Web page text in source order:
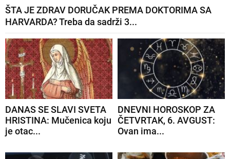
ŠTA JE ZDRAV DORUČAK PREMA DOKTORIMA SA
HARVARDA? Treba da sadrži 3...
DANAS SE SLAVI SVETA
HRISTINA: Mučenica koju
je otac...
DNEVNI HOROSKOP ZA
ČETVRTAK, 6. AVGUST:
Ovan ima...